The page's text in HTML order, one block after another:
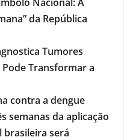
da República
Tumores
Transformar a
contra a dengue
semanas da aplicação
brasileira será